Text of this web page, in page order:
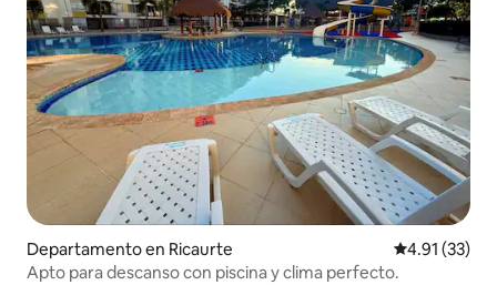
Departamento en Ricaurte Calificación
4.91 (33)
Apto para descanso con piscina y clima perfecto.